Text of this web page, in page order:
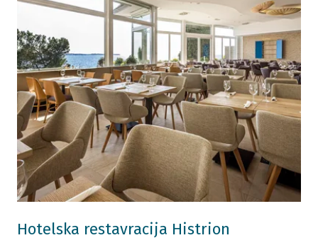
Hotelska restavracija Histrion